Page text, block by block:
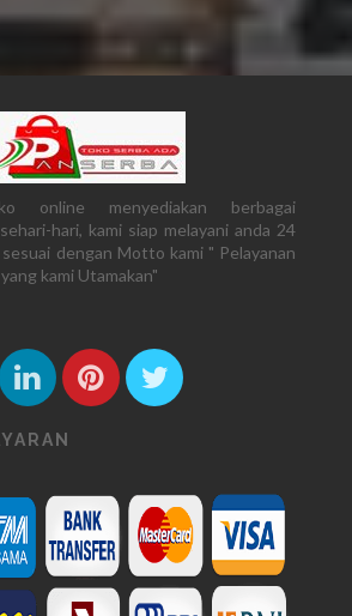
online menyediakan berbagai
hari, kami siap melayani anda 24
dengan Motto kami " Pelayanan
kami Utamakan"